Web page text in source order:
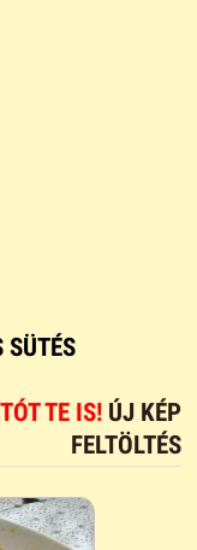
SÜTÉS
TE IS! ÚJ KÉP
FELTÖLTÉS